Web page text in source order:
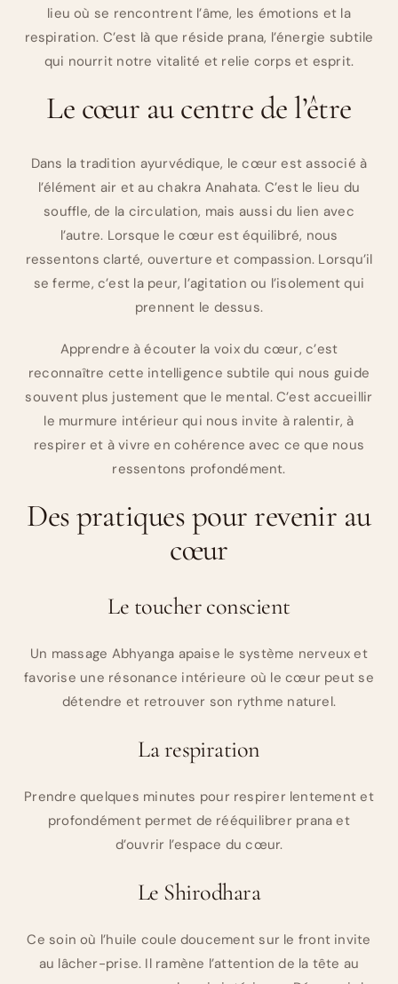
lieu où se rencontrent l’âme, les émotions et la
respiration. C’est là que réside prana, l’énergie subtile
qui nourrit notre vitalité et relie corps et esprit.
Le cœur au centre de l’être
Dans la tradition ayurvédique, le cœur est associé à
l’élément air et au chakra Anahata. C’est le lieu du
souffle, de la circulation, mais aussi du lien avec
l’autre. Lorsque le cœur est équilibré, nous
ressentons clarté, ouverture et compassion. Lorsqu’il
se ferme, c’est la peur, l’agitation ou l’isolement qui
prennent le dessus.
Apprendre à écouter la voix du cœur, c’est
reconnaître cette intelligence subtile qui nous guide
souvent plus justement que le mental. C’est accueillir
le murmure intérieur qui nous invite à ralentir, à
respirer et à vivre en cohérence avec ce que nous
ressentons profondément.
Des pratiques pour revenir au
cœur
Le toucher conscient
Un massage Abhyanga apaise le système nerveux et
favorise une résonance intérieure où le cœur peut se
détendre et retrouver son rythme naturel.
La respiration
Prendre quelques minutes pour respirer lentement et
profondément permet de rééquilibrer prana et
d’ouvrir l’espace du cœur.
Le Shirodhara
Ce soin où l’huile coule doucement sur le front invite
au lâcher-prise. Il ramène l’attention de la tête au